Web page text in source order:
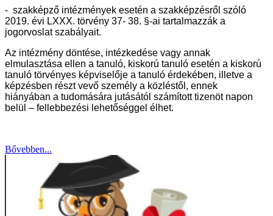
- szakképző intézmények esetén a szakképzésről szóló
2019. évi LXXX. törvény 37- 38. §-ai tartalmazzák a
jogorvoslat szabályait.
Az intézmény döntése, intézkedése vagy annak
elmulasztása ellen a tanuló, kiskorú tanuló esetén a kiskorú
tanuló törvényes képviselője a tanuló érdekében, illetve a
képzésben részt vevő személy a közléstől, ennek
hiányában a tudomására jutásától számított tizenöt napon
belül – fellebbezési lehetőséggel élhet.
Bővebben...